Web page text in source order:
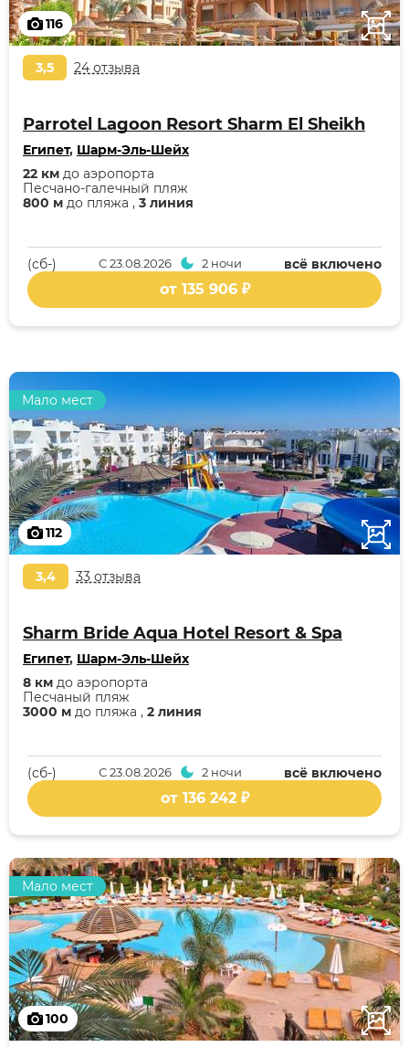
116
3,5 24 отзыва
Parrotel Lagoon Resort Sharm El Sheikh
Египет, Шарм-Эль-Шейх
800 м до пляжа , 3 линия
Песчано-галечный пляж
22 км до аэропорта
всё включено
С23.08.2026 2 ночи
(cб-)
от 135 906 ₽
112
Мало мест
3,4 33 отзыва
Sharm Bride Aqua Hotel Resort & Spa
Египет, Шарм-Эль-Шейх
3000 м до пляжа , 2 линия
Песчаный пляж
8 км до аэропорта
всё включено
С23.08.2026 2 ночи
(cб-)
от 136 242 ₽
100
Мало мест